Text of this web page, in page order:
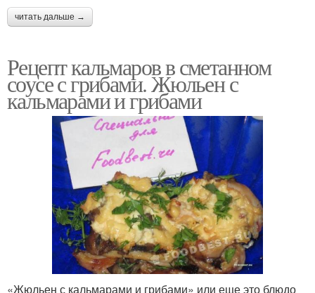
читать дальше →
Рецепт кальмаров в сметанном
соусе с грибами. Жюльен с
кальмарами и грибами
«Жюльен с кальмарами и грибами» или еще это блюдо